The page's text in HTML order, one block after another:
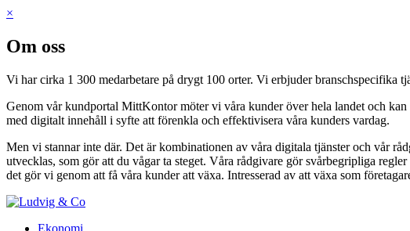
×
Om oss
Vi har cirka 1 300 medarbetare på drygt 100 orter. Vi erbjuder
Genom vår kundportal MittKontor möter vi våra kunder över hela landet och
med digitalt innehåll i syfte att förenkla och effektivisera våra kunders vardag.
Men vi stannar inte där. Det är kombinationen av våra digitala tjänster och vår
utvecklas, som gör att du vågar ta steget. Våra rådgivare gör svårbegripliga
det gör vi genom att få våra kunder att växa. Intresserad av att växa som
Ekonomi